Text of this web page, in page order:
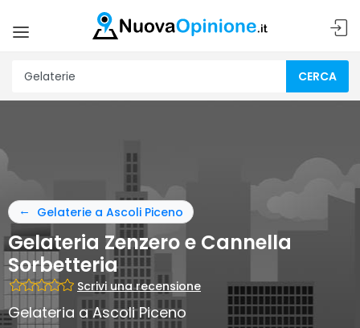
CERCA
Gelaterie a Ascoli Piceno
Gelateria Zenzero e Cannella
Sorbetteria
Scrivi una recensione
Gelateria a Ascoli Piceno